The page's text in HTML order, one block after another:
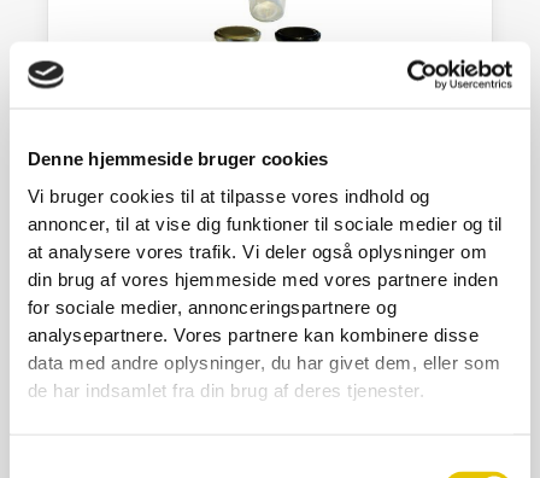
Denne hjemmeside bruger cookies
Vi bruger cookies til at tilpasse vores indhold og
annoncer, til at vise dig funktioner til sociale medier og til
at analysere vores trafik. Vi deler også oplysninger om
din brug af vores hjemmeside med vores partnere inden
for sociale medier, annonceringspartnere og
analysepartnere. Vores partnere kan kombinere disse
data med andre oplysninger, du har givet dem, eller som
de har indsamlet fra din brug af deres tjenester.
Glas 435 ml rund ca 500 g TO 82 i karton 15
stk
94,00kr. –110,00 kr.
SE DETALJER